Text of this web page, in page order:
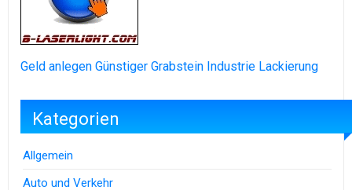
Geld anlegen Günstiger Grabstein Industrie Lackierung
Kategorien
Allgemein
Auto und Verkehr